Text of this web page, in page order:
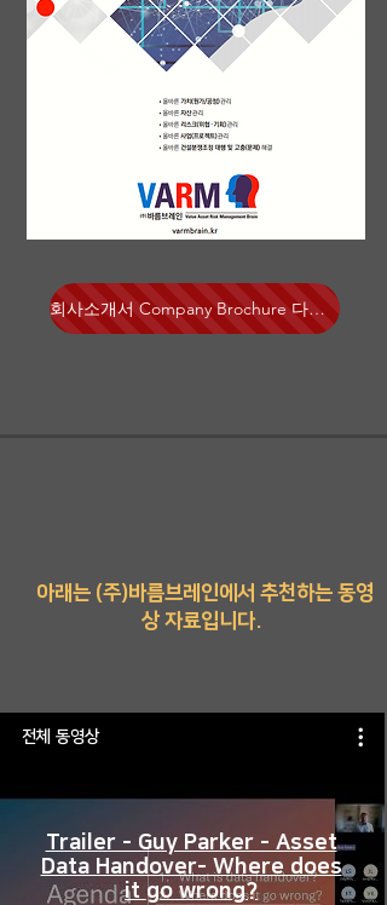
회사소개서 Company Brochure 다운로드
아래는 (주)바름브레인에서 추천하는 동영
상 자료입니다.
전체 동영상
Trailer - Guy Parker - Asset
Data Handover- Where does
it go wrong?